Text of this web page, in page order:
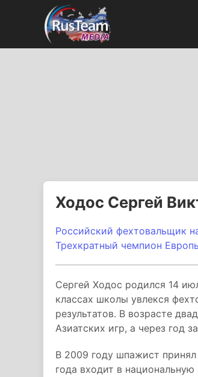
Ходос Сергей
Российский фехтовальщик
Трехкратный чемпион
Сергей Ходос родился 14
классах школы увлекся
результатов. В возрасте
Азиатских игр, а через год
В 2009 году шпажист
года входит в